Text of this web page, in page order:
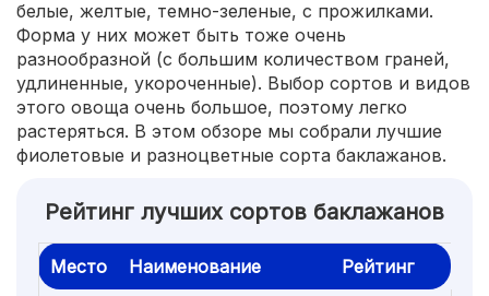
белые, желтые, темно-зеленые, с прожилками.
Форма у них может быть тоже очень
разнообразной (с большим количеством граней,
удлиненные, укороченные). Выбор сортов и видов
этого овоща очень большое, поэтому легко
растеряться. В этом обзоре мы собрали лучшие
фиолетовые и разноцветные сорта баклажанов.
Рейтинг лучших сортов баклажанов
Место Наименование Рейтинг